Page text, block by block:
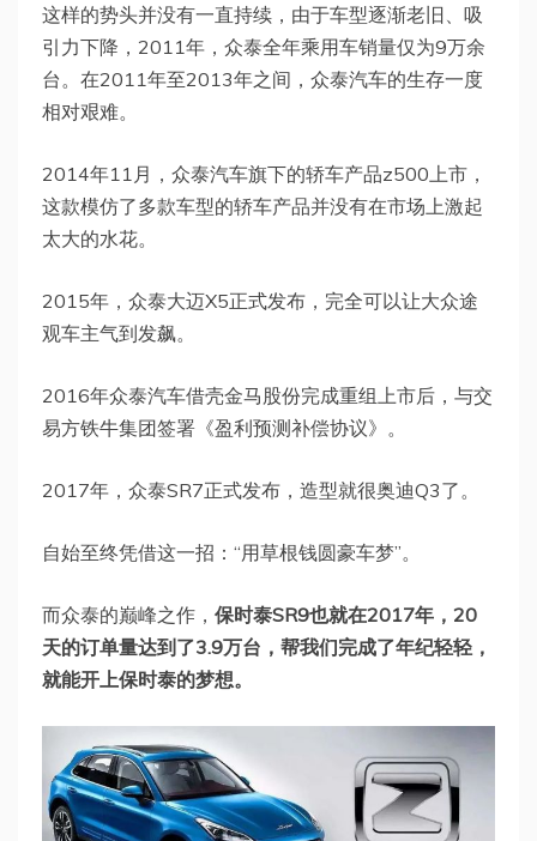
这样的势头并没有一直持续，由于车型逐渐老旧、吸
引力下降，2011年，众泰全年乘用车销量仅为9万余
台。在2011年至2013年之间，众泰汽车的生存一度
相对艰难。
2014年11月，众泰汽车旗下的轿车产品z500上市，
这款模仿了多款车型的轿车产品并没有在市场上激起
太大的水花。
2015年，众泰大迈X5正式发布，完全可以让大众途
观车主气到发飙。
2016年众泰汽车借壳金马股份完成重组上市后，与交
易方铁牛集团签署《盈利预测补偿协议》。
2017年，众泰SR7正式发布，造型就很奥迪Q3了。
自始至终凭借这一招：“用草根钱圆豪车梦”。
而众泰的巅峰之作， 保时泰SR9也就在2017年，20
天的订单量达到了3.9万台，帮我们完成了年纪轻轻，
就能开上保时泰的梦想。